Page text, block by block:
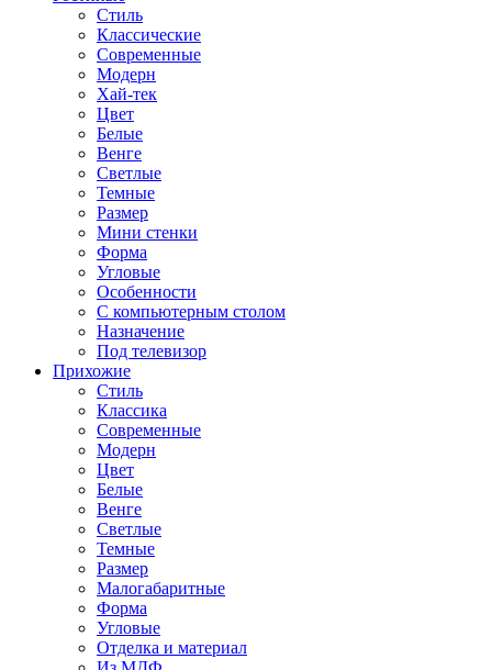
Стиль
Классические
Современные
Модерн
Хай-тек
Цвет
Белые
Венге
Светлые
Темные
Размер
Мини стенки
Форма
Угловые
Особенности
С компьютерным столом
Назначение
Под телевизор
Прихожие
Стиль
Классика
Современные
Модерн
Цвет
Белые
Венге
Светлые
Темные
Размер
Малогабаритные
Форма
Угловые
Отделка и материал